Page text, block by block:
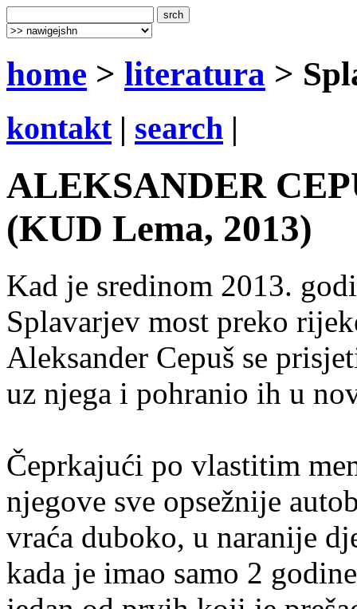
home > literatura >
kontakt| search |
ALEKSANDER
(KUD Lema, 2013)
Kad je sredinom 2013.
Splavarjev most preko
Aleksander Cepuš se
uz njega i pohranio ih u
Čeprkajući po vlastitim
njegove sve opsežnije
vraća duboko, u naranije
kada je imao samo 2